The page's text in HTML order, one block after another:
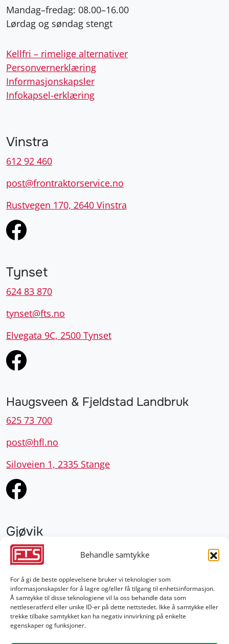
Behandle samtykke
For å gi de beste opplevelsene bruker vi teknologier som
informasjonskapsler for å lagre og/eller få tilgang til enhetsinformasjon.
Å samtykke til disse teknologiene vil la oss behandle data som
nettleseratferd eller unike ID-er på dette nettstedet. Ikke å samtykke eller
trekke tilbake samtykket kan ha negativ innvirkning på enkelte
egenskaper og funksjoner.
Mandag–fredag: 08.00–16.00
Lørdag og søndag stengt
Kellfri – rimelige alternativer
Personvernerklæring
Informasjonskapsler
Infokapsel-erklæring
Vinstra
612 92 460
post@frontraktorservice.no
Rustvegen 170, 2640 Vinstra
Tynset
624 83 870
tynset@fts.no
Elvegata 9C, 2500 Tynset
Haugsveen & Fjeldstad Landbruk
625 73 700
post@hfl.no
Siloveien 1, 2335 Stange
Gjøvik
952 28 000
Damvegen 4, 2827 Hunndalen